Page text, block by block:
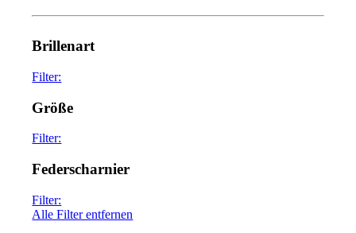
Brillenart
Filter:
sunglasses
Größe
Filter:
2
476
494
Federscharnier
Filter:
no104
Alle Filter entfernen